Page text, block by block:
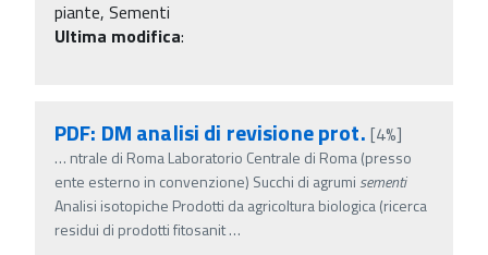
piante, Sementi
Ultima modifica:
PDF: DM analisi di revisione prot. [4%]
… ntrale di Roma Laboratorio Centrale di Roma (presso
ente esterno in convenzione) Succhi di agrumi sementi
Analisi isotopiche Prodotti da agricoltura biologica (ricerca
residui di prodotti fitosanit…